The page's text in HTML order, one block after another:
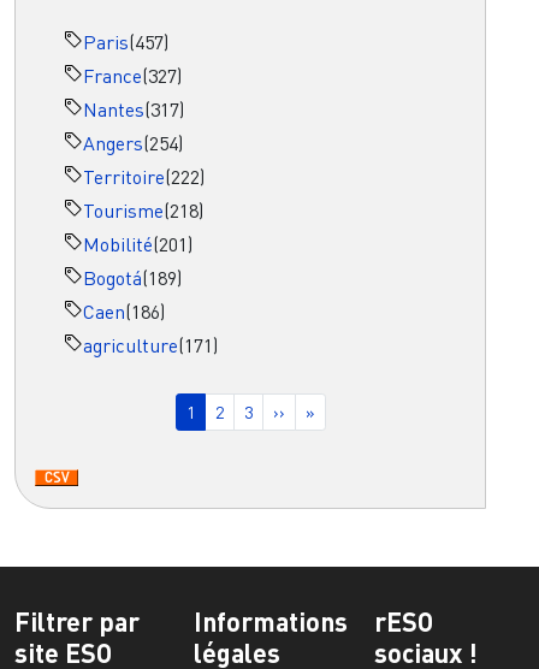
Paris(457)
France(327)
Nantes(317)
Angers(254)
Territoire(222)
Tourisme(218)
Mobilité(201)
Bogotá(189)
Caen(186)
agriculture(171)
Page courante
1 Page
2 Page
3 Page suivante
›› Dernière page
»
Filtrer par
site ESO
Informations
légales
rESO
sociaux !